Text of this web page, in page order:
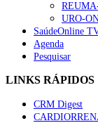
mama
58
1.º
58
URO-
SaúdeOnline
Agenda
Pesquisar
LINKS RÁPIDOS
CRM Digest